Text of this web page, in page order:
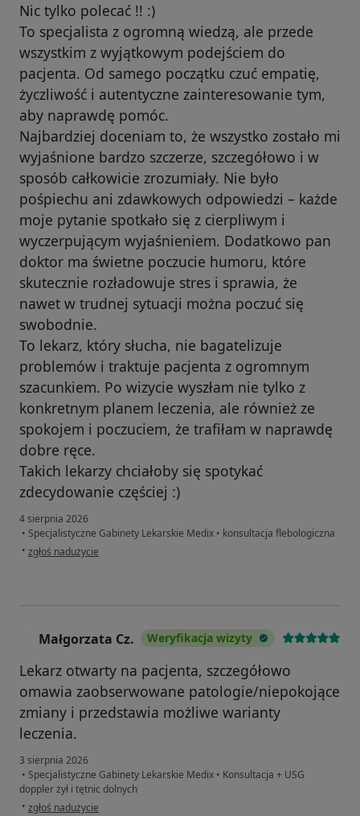
Nic tylko polecać !! :)
To specjalista z ogromną wiedzą, ale przede
wszystkim z wyjątkowym podejściem do
pacjenta. Od samego początku czuć empatię,
życzliwość i autentyczne zainteresowanie tym,
aby naprawdę pomóc.
Najbardziej doceniam to, że wszystko zostało mi
wyjaśnione bardzo szczerze, szczegółowo i w
sposób całkowicie zrozumiały. Nie było
pośpiechu ani zdawkowych odpowiedzi – każde
moje pytanie spotkało się z cierpliwym i
wyczerpującym wyjaśnieniem. Dodatkowo pan
doktor ma świetne poczucie humoru, które
skutecznie rozładowuje stres i sprawia, że
nawet w trudnej sytuacji można poczuć się
swobodnie.
To lekarz, który słucha, nie bagatelizuje
problemów i traktuje pacjenta z ogromnym
szacunkiem. Po wizycie wyszłam nie tylko z
konkretnym planem leczenia, ale również ze
spokojem i poczuciem, że trafiłam w naprawdę
dobre ręce.
Takich lekarzy chciałoby się spotykać
zdecydowanie częściej :)
4 sierpnia 2026
• Specjalistyczne Gabinety Lekarskie Medix • konsultacja flebologiczna
• w opinii użytkownika Małgorzata
zgłoś nadużycie
Małgorzata Cz. Weryfikacja wizyty
Lekarz otwarty na pacjenta, szczegółowo
omawia zaobserwowane patologie/niepokojące
zmiany i przedstawia możliwe warianty
leczenia.
3 sierpnia 2026
• Specjalistyczne Gabinety Lekarskie Medix • Konsultacja + USG
doppler żył i tętnic dolnych
• w opinii użytkownika Małgorzata Cz.
zgłoś nadużycie